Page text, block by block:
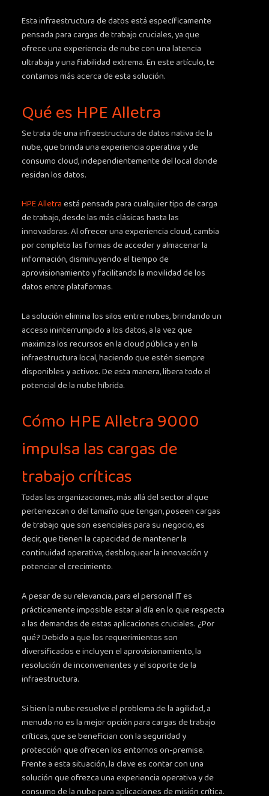
Esta infraestructura de datos está específicamente
pensada para cargas de trabajo cruciales, ya que
ofrece una experiencia de nube con una latencia
ultrabaja y una fiabilidad extrema. En este artículo, te
contamos más acerca de esta solución.
Qué es HPE Alletra
Se trata de una infraestructura de datos nativa de la
nube, que brinda una experiencia operativa y de
consumo cloud, independientemente del local donde
residan los datos.
HPE Alletraestá pensada para cualquier tipo de carga
de trabajo, desde las más clásicas hasta las
innovadoras. Al ofrecer una experiencia cloud, cambia
por completo las formas de acceder y almacenar la
información, disminuyendo el tiempo de
aprovisionamiento y facilitando la movilidad de los
datos entre plataformas.
La solución elimina los silos entre nubes, brindando un
acceso ininterrumpido a los datos, a la vez que
maximiza los recursos en la cloud pública y en la
infraestructura local, haciendo que estén siempre
disponibles y activos. De esta manera, libera todo el
potencial de la nube híbrida.
Cómo HPE Alletra 9000
impulsa las cargas de
trabajo críticas
Todas las organizaciones, más allá del sector al que
pertenezcan o del tamaño que tengan, poseen cargas
de trabajo que son esenciales para su negocio, es
decir, que tienen la capacidad de mantener la
continuidad operativa, desbloquear la innovación y
potenciar el crecimiento.
A pesar de su relevancia, para el personal IT es
prácticamente imposible estar al día en lo que respecta
a las demandas de estas aplicaciones cruciales. ¿Por
qué? Debido a que los requerimientos son
diversificados e incluyen el aprovisionamiento, la
resolución de inconvenientes y el soporte de la
infraestructura.
Si bien la nube resuelve el problema de la agilidad, a
menudo no es la mejor opción para cargas de trabajo
críticas, que se benefician con la seguridad y
protección que ofrecen los entornos on-premise.
Frente a esta situación, la clave es contar con una
solución que ofrezca una experiencia operativa y de
consumo de la nube para aplicaciones de misión crítica.